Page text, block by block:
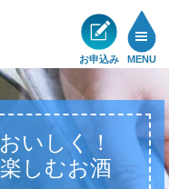
お申込み MENU
いしく！
しむお酒